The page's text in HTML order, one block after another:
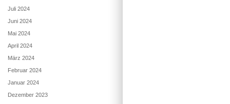
Juli 2024
Juni 2024
Mai 2024
April 2024
März 2024
Februar 2024
Januar 2024
Dezember 2023